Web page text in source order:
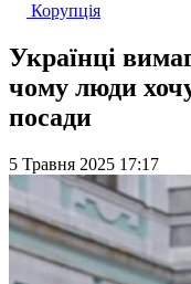
Корупція
Українці
чому люди
посади
5 Травня 2025 17:17